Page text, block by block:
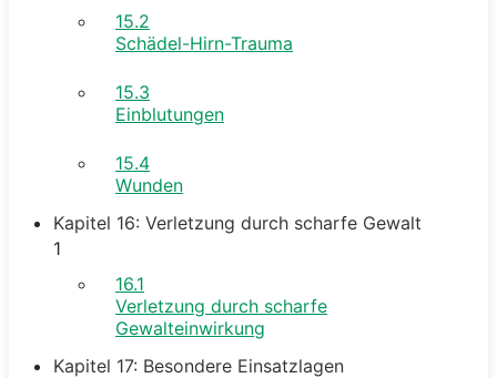
15.2
Schädel-Hirn-Trauma
15.3
Einblutungen
15.4
Wunden
Kapitel 16: Verletzung durch scharfe Gewalt
1
16.1
Verletzung durch scharfe
Gewalteinwirkung
Kapitel 17: Besondere Einsatzlagen